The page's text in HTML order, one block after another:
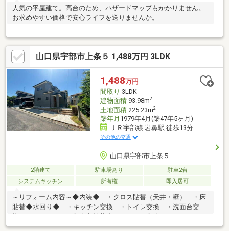
人気の平屋建て。高台のため、ハザードマップもかかりません。
お求めやすい価格で安心ライフを送りませんか。
山口県宇部市上条５ 1,488万円 3LDK
1,488万円
間取り 3LDK
建物面積93.98m2
土地面積225.23m2
築年月 1979年4月(築47年5ヶ月)
ＪＲ宇部線 岩鼻駅 徒歩13分
その他の交通
山口県宇部市上条５
2階建て 駐車場あり
駐車2台
システムキッチン
所有権 即入居可
～リフォーム内容～◆内装◆ ・クロス貼替（天井・壁） ・床
貼替◆水回り◆ ・キッチン交換 ・トイレ交換 ・洗面台交
グ施工◆白蟻防蟻工事◆ ・施工済み～おすすめポイント～◆外